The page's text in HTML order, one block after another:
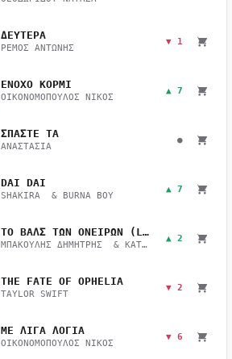
ΔΕΥΤΕΡΑ
ΡΕΜΟΣ ΑΝΤΩΝΗΣ
▼ 1
ΕΝΟΧΟ ΚΟΡΜΙ
ΟΙΚΟΝΟΜΟΠΟΥΛΟΣ ΝΙΚΟΣ
▲ 7
ΣΠΑΣΤΕ ΤΑ
ΑΝΑΣΤΑΣΙΑ
●
DAI DAI
SHAKIRA & BURNA BOY
▲ 7
ΤΟ ΒΑΛΣ ΤΩΝ ΟΝΕΙΡΩΝ (LIVE)
ΜΠΑΚΟΥΛΗΣ ΔΗΜΗΤΡΗΣ & ΚΑΤΣΙΜΙΧΑ ΜΑΡΙΑΝΑ
▲ 2
THE FATE OF OPHELIA
TAYLOR SWIFT
▼ 2
ΜΕ ΛΙΓΑ ΛΟΓΙΑ
ΟΙΚΟΝΟΜΟΠΟΥΛΟΣ ΝΙΚΟΣ
▼ 6